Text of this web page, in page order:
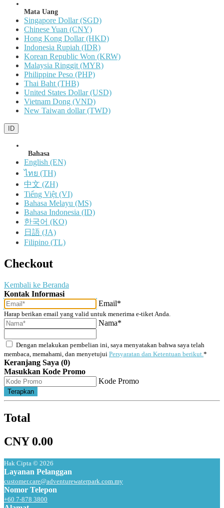
Mata Uang
Singapore Dollar (SGD)
Chinese Yuan (CNY)
Hong Kong Dollar (HKD)
Indonesia Rupiah (IDR)
Korean Republic Won (KRW)
Malaysia Ringgit (MYR)
Philippine Peso (PHP)
Thai Baht (THB)
United States Dollar (USD)
Vietnam Dong (VND)
New Taiwan dollar (TWD)
ID
Bahasa
English (EN)
ไทย (TH)
中文 (ZH)
Tiếng Việt (VI)
Bahasa Melayu (MS)
Bahasa Indonesia (ID)
한국어 (KO)
日語 (JA)
Filipino (TL)
Checkout
Kembali ke Beranda
Kontak Informasi
Email*
Harap berikan email yang valid untuk menerima e-tiket Anda.
Nama*
Dengan melakukan pembelian ini, saya menyatakan bahwa saya telah
membaca, memahami, dan menyetujui Persyaratan dan Ketentuan berikut. *
Keranjang Saya (0)
Masukkan Kode Promo
Kode Promo
Terapkan
Total
CNY 0.00
Hak Cipta © 2026
Layanan Pelanggan
customer.care@adventurewaterpark.com.my
Nomor Telepon
+60 7-878 3800